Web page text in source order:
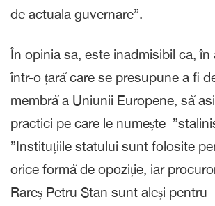
de actuala guvernare”.
În opinia sa, este inadmisibil ca, în
într-o țară care se presupune a fi
membră a Uniunii Europene, să
practici pe care le numește
”Instituțiile statului sunt folosite
orice formă de opoziție, iar
Rareș Petru Stan sunt aleși pentru